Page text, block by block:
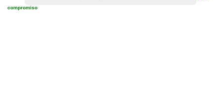
compromiso